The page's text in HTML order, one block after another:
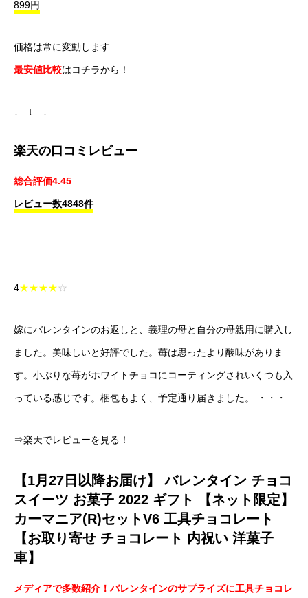
899円
価格は常に変動します
最安値比較はコチラから！
↓ ↓ ↓
楽天の口コミレビュー
総合評価4.45
レビュー数4848件
4★★★★☆
嫁にバレンタインのお返しと、義理の母と自分の母親用に購入し
ました。美味しいと好評でした。苺は思ったより酸味がありま
す。小ぶりな苺がホワイトチョコにコーティングされいくつも入
っている感じです。梱包もよく、予定通り届きました。 ・・・
⇒楽天でレビューを見る！
【1月27日以降お届け】 バレンタイン チョコ
スイーツ お菓子 2022 ギフト 【ネット限定】
カーマニア(R)セットV6 工具チョコレート
【お取り寄せ チョコレート 内祝い 洋菓子
車】
メディアで多数紹介！バレンタインのサプライズに工具チョコレ